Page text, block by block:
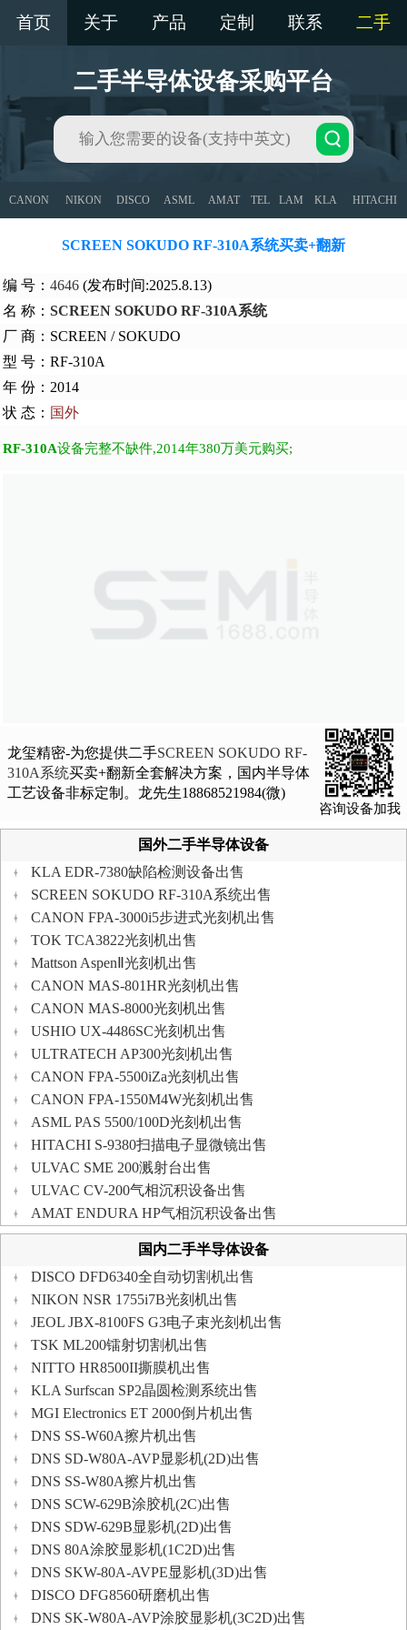
首页 关于 产品 定制 联系 二手
二手半导体设备采购平台
CANON NIKON DISCO ASML AMAT TEL LAM KLA HITACHI
SCREEN SOKUDO RF-310A系统买卖+翻新
编 号： 4646 (发布时间:2025.8.13)
名 称： SCREEN SOKUDO RF-310A系统
厂 商：SCREEN / SOKUDO
型 号：RF-310A
年 份：2014
状 态： 国外
RF-310A设备完整不缺件,2014年380万美元购买;
龙玺精密-为您提供二手SCREEN SOKUDO RF-
310A系统买卖+翻新全套解决方案，国内半导体
工艺设备非标定制。龙先生18868521984(微)
咨询设备加我
国外二手半导体设备
KLA EDR-7380缺陷检测设备出售
SCREEN SOKUDO RF-310A系统出售
CANON FPA-3000i5步进式光刻机出售
TOK TCA3822光刻机出售
Mattson AspenⅡ光刻机出售
CANON MAS-801HR光刻机出售
CANON MAS-8000光刻机出售
USHIO UX-4486SC光刻机出售
ULTRATECH AP300光刻机出售
CANON FPA-5500iZa光刻机出售
CANON FPA-1550M4W光刻机出售
ASML PAS 5500/100D光刻机出售
HITACHI S-9380扫描电子显微镜出售
ULVAC SME 200溅射台出售
ULVAC CV-200气相沉积设备出售
AMAT ENDURA HP气相沉积设备出售
国内二手半导体设备
DISCO DFD6340全自动切割机出售
NIKON NSR 1755i7B光刻机出售
JEOL JBX-8100FS G3电子束光刻机出售
TSK ML200镭射切割机出售
NITTO HR8500II撕膜机出售
KLA Surfscan SP2晶圆检测系统出售
MGI Electronics ET 2000倒片机出售
DNS SS-W60A擦片机出售
DNS SD-W80A-AVP显影机(2D)出售
DNS SS-W80A擦片机出售
DNS SCW-629B涂胶机(2C)出售
DNS SDW-629B显影机(2D)出售
DNS 80A涂胶显影机(1C2D)出售
DNS SKW-80A-AVPE显影机(3D)出售
DISCO DFG8560研磨机出售
DNS SK-W80A-AVP涂胶显影机(3C2D)出售